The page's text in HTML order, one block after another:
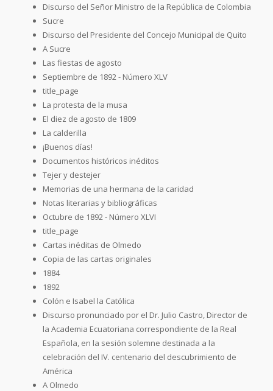
Discurso del Señor Ministro de la República de Colombia
Sucre
Discurso del Presidente del Concejo Municipal de Quito
A Sucre
Las fiestas de agosto
Septiembre de 1892 - Número XLV
title_page
La protesta de la musa
El diez de agosto de 1809
La calderilla
¡Buenos días!
Documentos históricos inéditos
Tejer y destejer
Memorias de una hermana de la caridad
Notas literarias y bibliográficas
Octubre de 1892 - Número XLVI
title_page
Cartas inéditas de Olmedo
Copia de las cartas originales
1884
1892
Colón e Isabel la Católica
Discurso pronunciado por el Dr. Julio Castro, Director de
la Academia Ecuatoriana correspondiente de la Real
Española, en la sesión solemne destinada a la
celebración del IV. centenario del descubrimiento de
América
A Olmedo